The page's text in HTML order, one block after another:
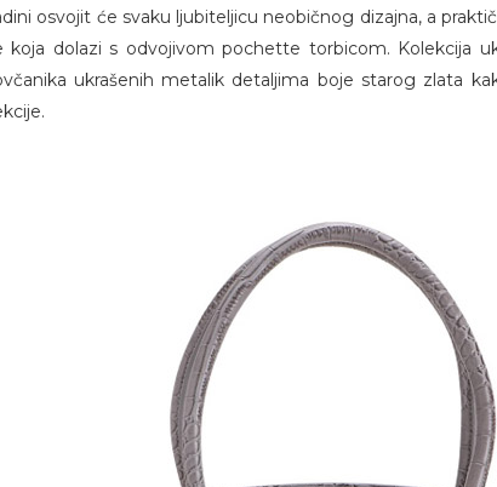
osvojit će svaku ljubiteljicu neobičnog dizajna, a
koja dolazi s odvojivom pochette torbicom. Kolekcija
ukrašenih metalik detaljima boje starog zlata